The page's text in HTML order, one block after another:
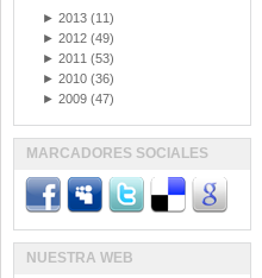
► 2013 (11)
► 2012 (49)
► 2011 (53)
► 2010 (36)
► 2009 (47)
MARCADORES SOCIALES
NUESTRA WEB